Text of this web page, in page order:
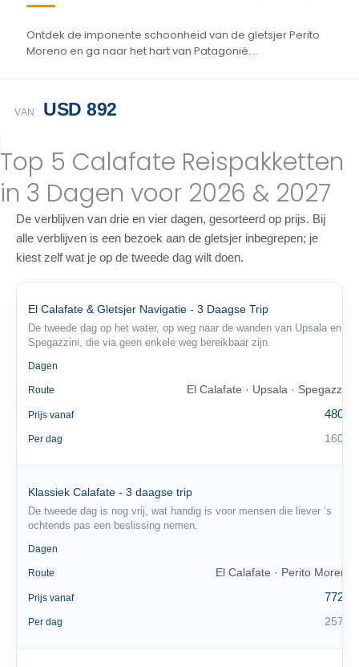
Ontdek de imponente schoonheid van de gletsjer Perito
Moreno en ga naar het hart van Patagonië....
VAN USD 892
Top 5 Calafate Reispakketten
in 3 Dagen voor 2026 & 2027
De verblijven van drie en vier dagen, gesorteerd op prijs. Bij
alle verblijven is een bezoek aan de gletsjer inbegrepen; je
kiest zelf wat je op de tweede dag wilt doen.
El Calafate & Gletsjer Navigatie - 3 Daagse Trip
De tweede dag op het water, op weg naar de wanden van Upsala en
Spegazzini, die via geen enkele weg bereikbaar zijn.
Dagen
Route El Calafate · Upsala · Spegazzini
Prijs vanaf 480 €
Per dag 160 €
Klassiek Calafate - 3 daagse trip
De tweede dag is nog vrij, wat handig is voor mensen die liever ’s
ochtends pas een beslissing nemen.
Dagen
Route El Calafate · Perito Moreno
Prijs vanaf 772 €
Per dag 257 €